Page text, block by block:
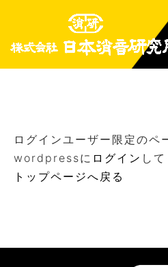
ログインユーザー限定のペ
wordpressに ログイン して
トップページへ戻る